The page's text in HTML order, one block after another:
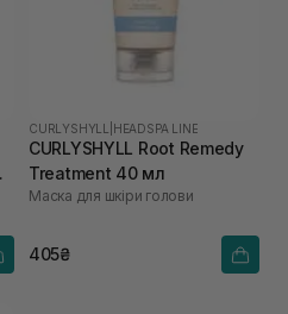
CURLYSHYLL HEADSPA LINE
CURLYSHYLL Root Remedy
Treatment 40 мл
Маска для шкіри голови
405₴